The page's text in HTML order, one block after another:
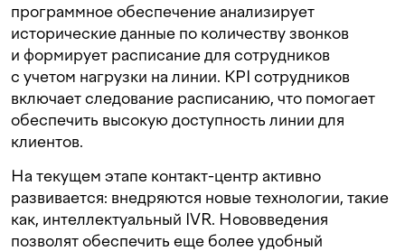
программное обеспечение анализирует
исторические данные по количеству звонков
и формирует расписание для сотрудников
с учетом нагрузки на линии. KPI сотрудников
включает следование расписанию, что помогает
обеспечить высокую доступность линии для
клиентов.
На текущем этапе контакт-центр активно
развивается: внедряются новые технологии, такие
как, интеллектуальный IVR. Нововведения
позволят обеспечить еще более удобный